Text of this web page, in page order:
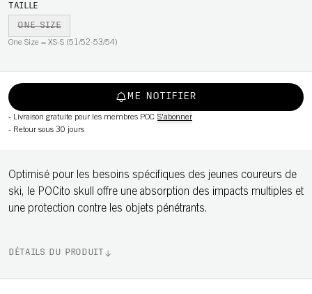
TAILLE
ONE SIZE
One Size = XS-S (51/52-53/54)
ME NOTIFIER
- Livraison gratuite pour les membres POC S'abonner
- Retour sous 30 jours
Optimisé pour les besoins spécifiques des jeunes coureurs de
ski, le POCito skull offre une absorption des impacts multiples et
une protection contre les objets pénétrants.
DÉTAILS DU PRODUIT